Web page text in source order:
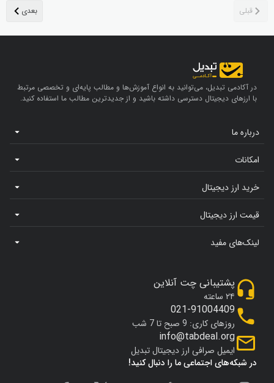
در آکادمی تبدیل، می‌توانید به انواع آموزش‌ها و مطالب پایه‌ای و تخصصی مرتبط
با ارزهای دیجیتال دسترسی داشته باشید و از جدیدترین مطالب ما استفاده کنید.
درباره ما
امکانات
خرید ارز دیجیتال
قیمت ارز دیجیتال
لینک‌های مفید
در شبکه‌های اجتماعی ما را دنبال کنید!
پشتیبانی چت آنلاین
۲۴ ساعته
021-91004409
روزهای کاری: 9 صبح تا 7 شب
info@tabdeal.org
ایمیل صرافی ارز دیجیتال تبدیل